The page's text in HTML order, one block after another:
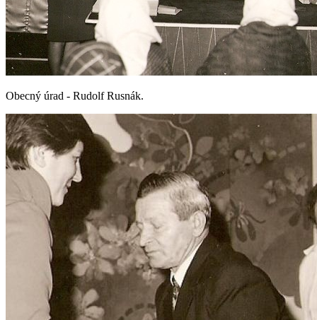
Obecný úrad - Rudolf Rusnák.